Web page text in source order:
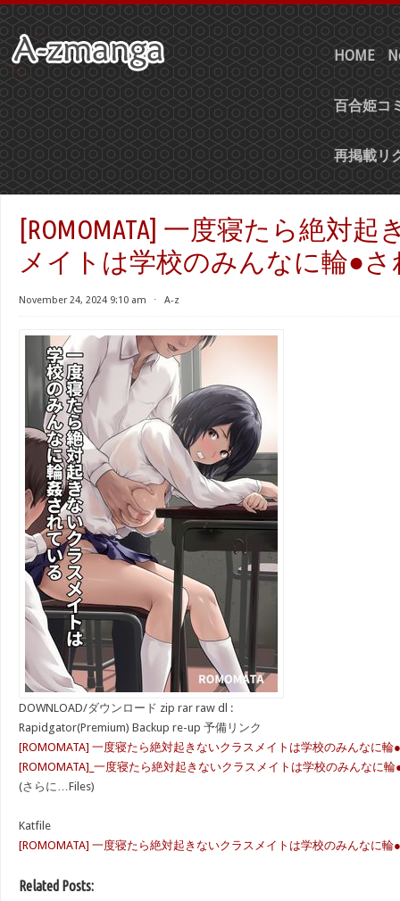
HOME
百合姫コ
再掲載リ
[ROMOMATA] 一度寝たら絶対
メイトは学校のみんなに輪●
November 24, 2024 9:10 am ⋅ A-z
DOWNLOAD/ダウンロード zip rar raw dl :
Rapidgator(Premium) Backup re-up 予備リンク
[ROMOMATA] 一度寝たら絶対起きないクラスメイトは学校のみんなに輪
[ROMOMATA]_一度寝たら絶対起きないクラスメイトは学校のみんなに
(さらに…Files)
Katfile
[ROMOMATA] 一度寝たら絶対起きないクラスメイトは学校のみんなに輪
Related Posts: